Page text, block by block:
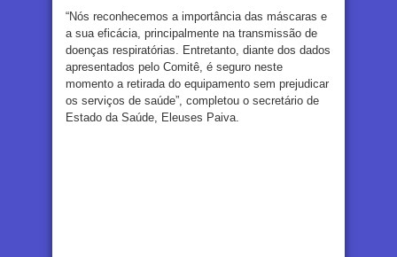
“Nós reconhecemos a importância das máscaras e
a sua eficácia, principalmente na transmissão de
doenças respiratórias. Entretanto, diante dos dados
apresentados pelo Comitê, é seguro neste
momento a retirada do equipamento sem prejudicar
os serviços de saúde”, completou o secretário de
Estado da Saúde, Eleuses Paiva.